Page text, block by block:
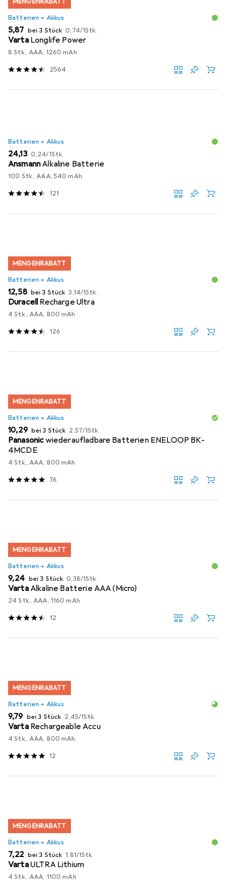
MENGENRABATT
Batterien + Akkus
EUR
5,87 bei 3 Stück EUR
0,74/1Stk.
Varta Longlife Power
8 Stk., AAA, 1260 mAh
2564
Batterien + Akkus
EUR
24,13 EUR
0,24/1Stk.
AnsmannAlkaline Batterie
100 Stk., AAA, 540 mAh
121
MENGENRABATT
Batterien + Akkus
EUR
12,58 bei 3 Stück EUR
3,14/1Stk.
Duracell Recharge Ultra
4 Stk., AAA, 800 mAh
126
MENGENRABATT
Batterien + Akkus
EUR
10,29 bei 3 Stück EUR
2,57/1Stk.
Panasonicwiederaufladbare Batterien ENELOOP BK-
4MCDE
4 Stk., AAA, 800 mAh
76
MENGENRABATT
Batterien + Akkus
EUR
9,24 bei 3 Stück EUR
0,38/1Stk.
VartaAlkaline Batterie AAA (Micro)
24 Stk., AAA, 1160 mAh
12
MENGENRABATT
Batterien + Akkus
EUR
9,79 bei 3 Stück EUR
2,45/1Stk.
Varta Rechargeable Accu
4 Stk., AAA, 800 mAh
12
MENGENRABATT
Batterien + Akkus
EUR
7,22 bei 3 Stück EUR
1,81/1Stk.
VartaULTRA Lithium
4 Stk., AAA, 1100 mAh